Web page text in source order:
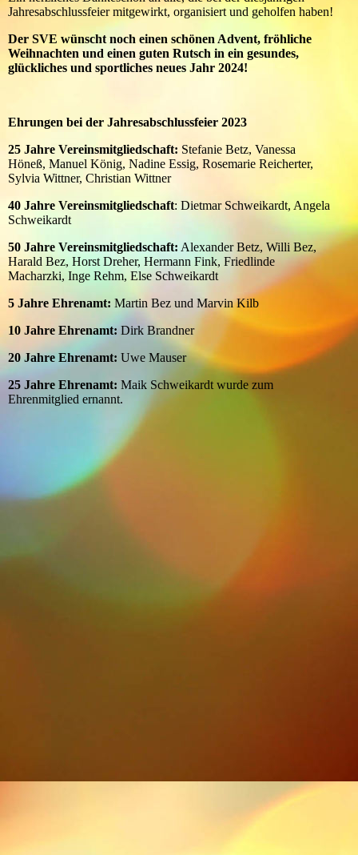
Jahresabschlussfeier mitgewirkt, organisiert und geholfen haben!
Der SVE wünscht noch einen schönen Advent, fröhliche
Weihnachten und einen guten Rutsch in ein gesundes,
glückliches und sportliches neues Jahr 2024!
Ehrungen bei der Jahresabschlussfeier 2023
25 Jahre Vereinsmitgliedschaft: Stefanie Betz, Vanessa
Höneß, Manuel König, Nadine Essig, Rosemarie Reicherter,
Sylvia Wittner, Christian Wittner
40 Jahre Vereinsmitgliedschaft: Dietmar Schweikardt, Angela
Schweikardt
50 Jahre Vereinsmitgliedschaft: Alexander Betz, Willi Bez,
Harald Bez, Horst Dreher, Hermann Fink, Friedlinde
Macharzki, Inge Rehm, Else Schweikardt
5 Jahre Ehrenamt: Martin Bez und Marvin Kilb
10 Jahre Ehrenamt: Dirk Brandner
20 Jahre Ehrenamt: Uwe Mauser
25 Jahre Ehrenamt: Maik Schweikardt wurde zum
Ehrenmitglied ernannt.